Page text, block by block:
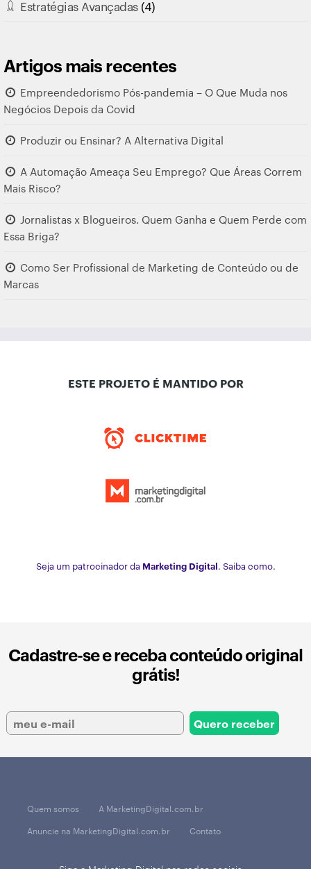
Estratégias Avançadas(4)
Artigos mais recentes
Empreendedorismo Pós-pandemia – O Que Muda nos
Negócios Depois da Covid
Produzir ou Ensinar? A Alternativa Digital
A Automação Ameaça Seu Emprego? Que Áreas Correm
Mais Risco?
Jornalistas x Blogueiros. Quem Ganha e Quem Perde com
Essa Briga?
Como Ser Profissional de Marketing de Conteúdo ou de
Marcas
ESTE PROJETO É MANTIDO POR
Seja um patrocinador da Marketing Digital. Saiba como.
Cadastre-se e receba conteúdo original
grátis!
Quem somos
A MarketingDigital.com.br
Anuncie na MarketingDigital.com.br
Contato